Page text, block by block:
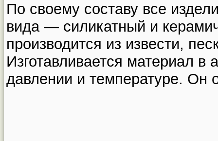
По своему составу все
вида — силикатный и
производится из извести,
Изготавливается материал в
давлении и температуре. Он